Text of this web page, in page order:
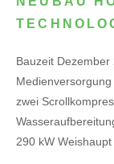
Bauzeit
zwei
290 kW